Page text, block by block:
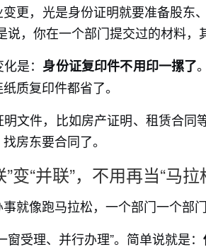
变更，光是身份证明就要准备股东
，你在一个部门提交过的材料，
是： 身份证复印件不用印一摞了
质复印件都省了。
文件，比如房产证明、租赁合
房东要合同了。
变“并联”，不用再当“马
就像跑马拉松，一个部门一个
窗受理、并行办理”。简单说就是：